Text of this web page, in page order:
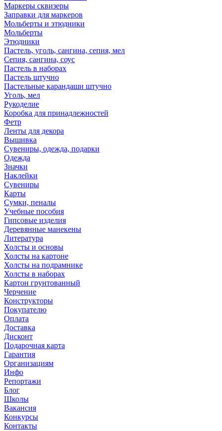
Маркеры сквизеры
Заправки для маркеров
Мольберты и этюдники
Мольберты
Этюдники
Пастель, уголь, сангина, сепия, мел
Сепия, сангина, соус
Пастель в наборах
Пастель штучно
Пастельные карандаши штучно
Уголь, мел
Рукоделие
Коробка для принадлежностей
Фетр
Ленты для декора
Вышивка
Сувениры, одежда, подарки
Одежда
Значки
Наклейки
Сувениры
Карты
Сумки, пеналы
Учебные пособия
Гипсовые изделия
Деревянные манекены
Литература
Холсты и основы
Холсты на картоне
Холсты на подрамнике
Холсты в наборах
Картон грунтованный
Черчение
Конструкторы
Покупателю
Оплата
Доставка
Дисконт
Подарочная карта
Гарантия
Организациям
Инфо
Репортажи
Блог
Школы
Вакансия
Конкурсы
Контакты